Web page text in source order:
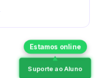
Suporte ao Aluno